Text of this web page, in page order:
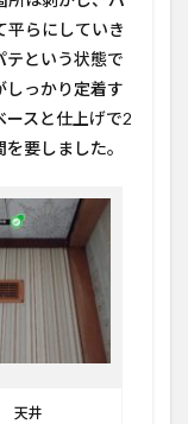
平らにしていき
テという状態で
しっかり定着す
ースと仕上げで2
要しました。
天井